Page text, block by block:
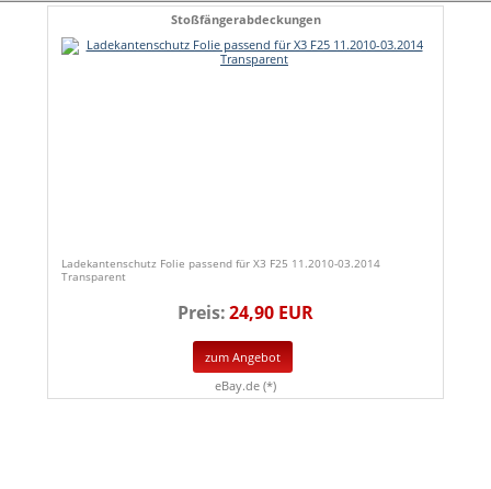
Stoßfängerabdeckungen
Ladekantenschutz Folie passend für X3 F25 11.2010-03.2014
Transparent
Preis:24,90 EUR
zum Angebot
eBay.de (*)